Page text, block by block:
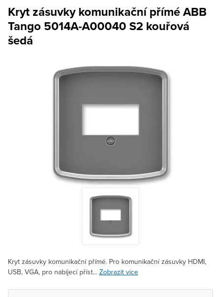
Kryt zásuvky komunikační přímé ABB
Tango 5014A-A00040 S2 kouřová
šedá
Kryt zásuvky komunikační přímé. Pro komunikační zásuvky HDMI,
USB, VGA, pro nabíjecí příst... Zobrazit více